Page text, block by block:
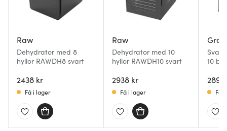
Raw
Dehydrator med 8
hyllor RAWDH8 svart
2438 kr
Få i lager
Raw
Dehydrator med 10
hyllor RAWDH10 svart
2938 kr
Få i lager
10
Få